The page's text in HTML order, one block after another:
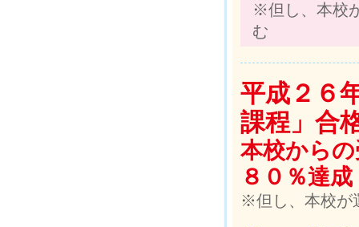
※但し、本校
む
平成２６
課程」合
本校から
８０％達成
※但し、本校が